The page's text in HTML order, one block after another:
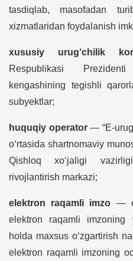
tasdiqlab, masofadan
xizmatlaridan foydalanish
xususiy urug‘chilik
Respublikasi
kengashining tegishli
subyektlar;
huquqiy operator— “E-
o‘rtasida shartnomaviy
Qishloq xo‘jaligi
rivojlantirish markazi;
elektron raqamli imzo —
elektron raqamli imzoning
holda maxsus o‘zgartirish
elektron raqamli imzoning